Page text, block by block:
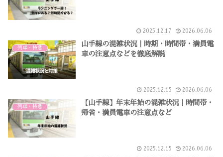
2025.12.17 2026.06.06
列車・特急
山手線の混雑状況｜時期・時間帯・満員電
車の注意点などを徹底解説
2025.12.15 2026.06.06
列車・特急
【山手線】年末年始の混雑状況｜時間帯・
帰省・満員電車の注意点など
2025.12.15 2026.06.06